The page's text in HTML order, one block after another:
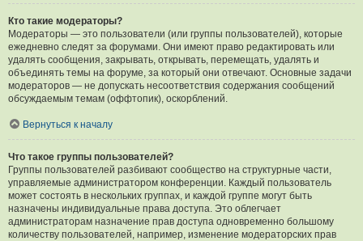
Кто такие модераторы?
Модераторы — это пользователи (или группы пользователей), которые
ежедневно следят за форумами. Они имеют право редактировать или
удалять сообщения, закрывать, открывать, перемещать, удалять и
объединять темы на форуме, за который они отвечают. Основные задачи
модераторов — не допускать несоответствия содержания сообщений
обсуждаемым темам (оффтопик), оскорблений.
Вернуться к началу
Что такое группы пользователей?
Группы пользователей разбивают сообщество на структурные части,
управляемые администратором конференции. Каждый пользователь
может состоять в нескольких группах, и каждой группе могут быть
назначены индивидуальные права доступа. Это облегчает
администраторам назначение прав доступа одновременно большому
количеству пользователей, например, изменение модераторских прав